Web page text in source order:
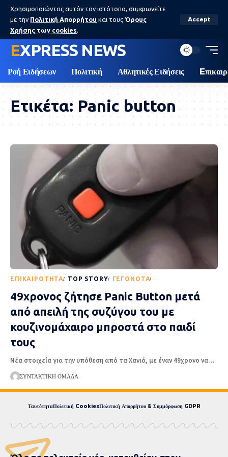
Χρησιμοποιώντας αυτόν τον ιστότοπο, συμφωνείτε
με την Πολιτική Απορρήτου και τους Όρους
Χρήσης των cookies.
Accept
EXPRESS NEWS
Ροή Ειδήσεων Πολιτική Αθλητικές Ειδήσεις
Ετικέτα: Panic button
EΠΙΚΑΙΡΌΤΗΤΑ TOP STORY ΓΕΓΟΝΌΤΑ
49χρονος ζήτησε Panic Button μετά
από απειλή της συζύγου του με
κουζινομάχαιρο μπροστά στο παιδί
τους
Νέα στοιχεία για την υπόθεση από τα Χανιά, με έναν 49χρονο να…
ΣΥΝΤΑΚΤΙΚΉ ΟΜΆΔΑ
ΤαυτότηταΠολιτική CookiesΠολιτική Απορρήτου & Συμμόρφωση GDPR